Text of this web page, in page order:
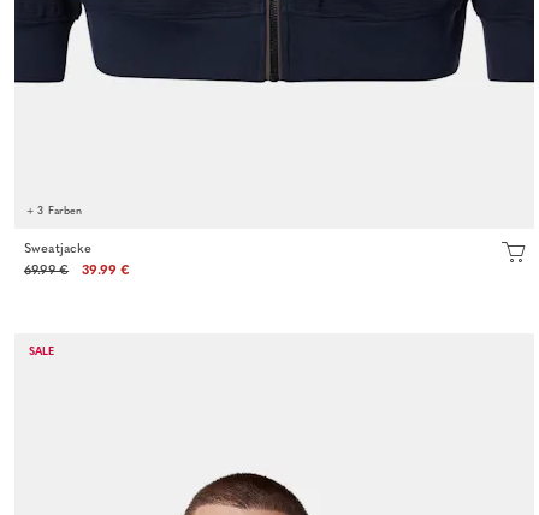
+ 3 Farben
Sweatjacke
69.99 €
39.99 €
SALE